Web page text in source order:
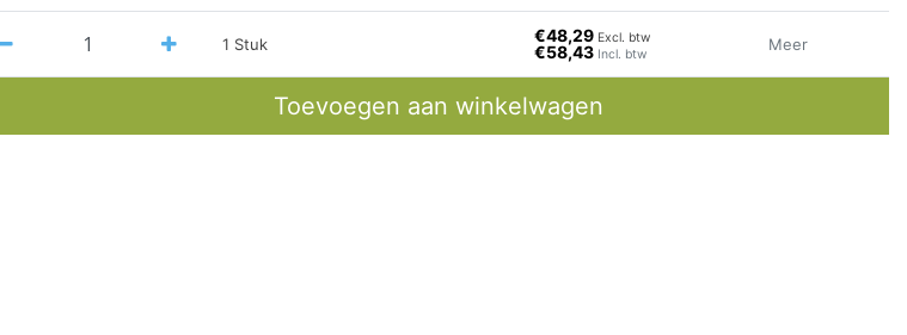
1 Stuk €48,29 Excl. btw
€58,43 Incl. btw
Meer
Toevoegen aan winkelwagen